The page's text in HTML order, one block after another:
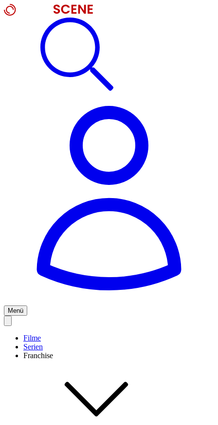
Menü
Filme
Serien
Franchise